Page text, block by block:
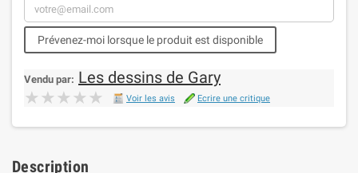
Prévenez-moi lorsque le produit est disponible
Vendu par: Les dessins de Gary
★★★★★
★★★★★ Voir les avis Ecrire une critique
Description